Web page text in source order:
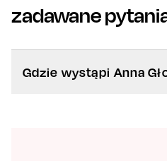
zadawane
Gdzie wystąpi Anna